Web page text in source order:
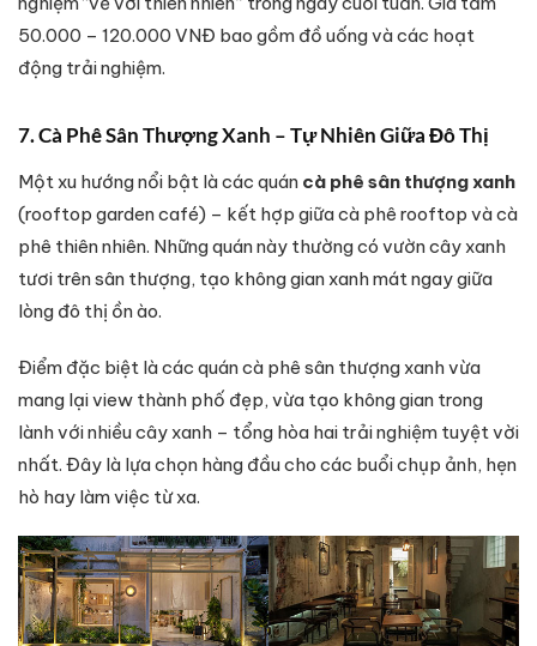
50.000 – 120.000 VNĐ bao gồm đồ uống và các hoạt
động trải nghiệm.
7. Cà Phê Sân Thượng Xanh – Tự Nhiên Giữa Đô Thị
Một xu hướng nổi bật là các quán cà phê sân thượng xanh
(rooftop garden café) – kết hợp giữa cà phê rooftop và cà
phê thiên nhiên. Những quán này thường có vườn cây xanh
tươi trên sân thượng, tạo không gian xanh mát ngay giữa
lòng đô thị ồn ào.
Điểm đặc biệt là các quán cà phê sân thượng xanh vừa
mang lại view thành phố đẹp, vừa tạo không gian trong
lành với nhiều cây xanh – tổng hòa hai trải nghiệm tuyệt vời
nhất. Đây là lựa chọn hàng đầu cho các buổi chụp ảnh, hẹn
hò hay làm việc từ xa.